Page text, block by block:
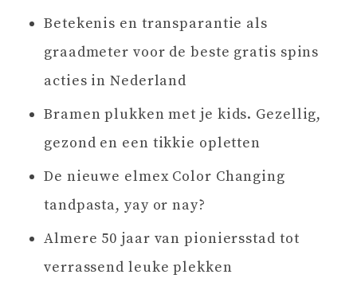
Betekenis en transparantie als
graadmeter voor de beste gratis spins
acties in Nederland
Bramen plukken met je kids. Gezellig,
gezond en een tikkie opletten
De nieuwe elmex Color Changing
tandpasta, yay or nay?
Almere 50 jaar van pioniersstad tot
verrassend leuke plekken